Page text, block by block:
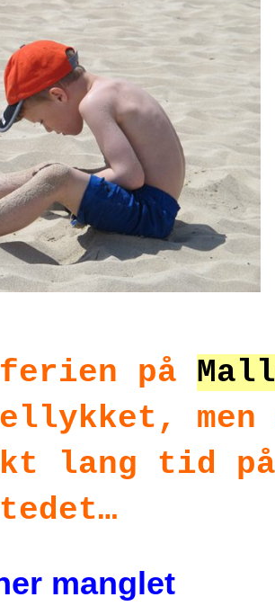
på
men
lang tid
manglet